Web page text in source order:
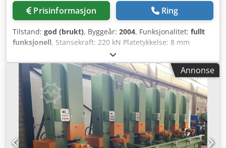
Prisinformasjon Ring
Tilstand: god (brukt), Byggeår: 2004, Funksjonalitet: fullt
funksjonell, Stansekraft: 220 kN Platetykkelse: 8 mm
Arbeidsområde: 2535x1280 mm Platetykkelse ved rustfritt
stål: 4–6 mm Csdsyrcycopfx Agxerf Tilbehør: - Oppsett-
kassetter - Bord med kulehjul - Driftstimer: 97 000Annonse